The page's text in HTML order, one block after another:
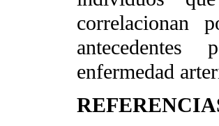
enfermedad